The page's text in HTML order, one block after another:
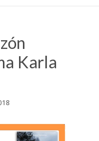
Karla